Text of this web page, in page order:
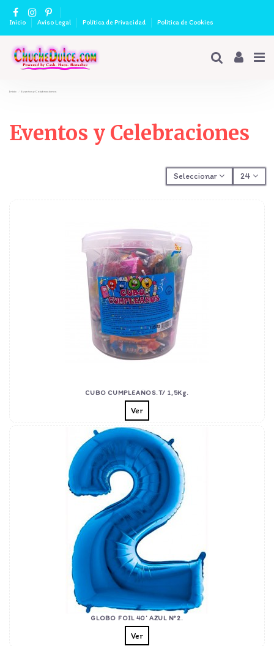
Inicio Aviso Legal Política de Privacidad Politica de Cookies
Inicio Eventos y Celebraciones
Eventos y Celebraciones
Seleccionar 24
CUBO CUMPLEAÑOS.T/ 1,5Kg.
Ver
GLOBO FOIL 40' AZUL Nº2.
Ver